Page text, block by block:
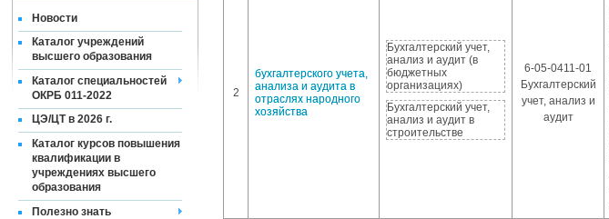
Новости
Каталог учреждений
высшего образования
Каталог специальностей
ОКРБ 011-2022
ЦЭ/ЦТ в 2026 г.
Каталог курсов повышения
квалификации в
учреждениях высшего
образования
Полезно знать
2
бухгалтерского учета,
анализа и аудита в
отраслях народного
хозяйства
Бухгалтерский учет,
анализ и аудит (в
бюджетных
организациях)
Бухгалтерский учет,
анализ и аудит в
строительстве
6-05-0411-01
Бухгалтерский
учет, анализ и
аудит